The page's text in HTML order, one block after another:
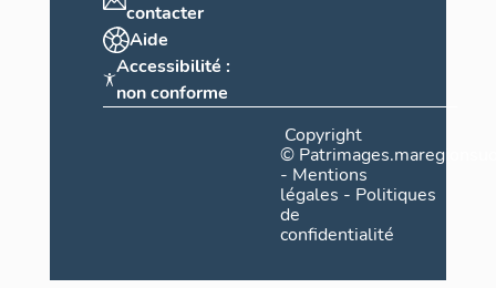
contacter
Aide
Accessibilité :
non conforme
Copyright
©
- Mentions
légales - Politiques
de
confidentialité